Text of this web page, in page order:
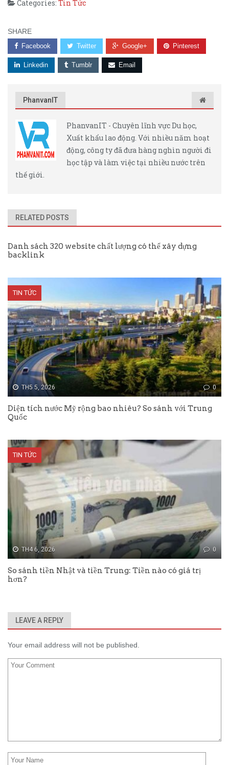
Categories: Tin Tức
SHARE
Facebook Twitter Google+ Pinterest
Linkedin Tumblr Email
PhanvanIT
PhanvanIT - Chuyên lĩnh vực Du học,
Xuất khẩu lao động. Với nhiều năm hoạt
động, công ty đã đưa hàng nghìn người đi
học tập và làm việc tại nhiều nước trên
thế giới.
RELATED POSTS
Danh sách 320 website chất lượng có thể xây dựng
backlink
TIN TỨC
TH5 5, 2026 0
Diện tích nước Mỹ rộng bao nhiêu? So sánh với Trung
Quốc
TIN TỨC
TH4 6, 2026 0
So sánh tiền Nhật và tiền Trung: Tiền nào có giá trị
hơn?
LEAVE A REPLY
Your email address will not be published.